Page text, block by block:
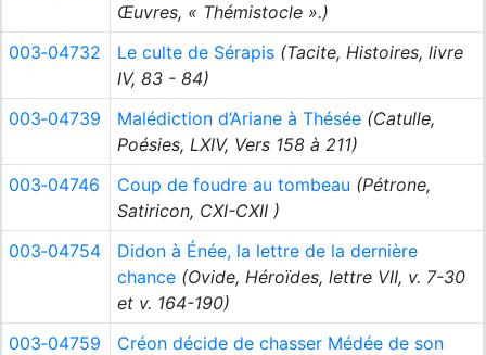
Œuvres, « Thémistocle ».)
003‑04732
Le culte de Sérapis (Tacite, Histoires, livre
IV, 83 - 84)
003‑04739
Malédiction d’Ariane à Thésée (Catulle,
Poésies, LXIV, Vers 158 à 211)
003‑04746
Coup de foudre au tombeau (Pétrone,
Satiricon, CXI-CXII )
003‑04754
Didon à Énée, la lettre de la dernière
chance (Ovide, Héroïdes, lettre VII, v. 7-30
et v. 164-190)
003‑04759
Créon décide de chasser Médée de son